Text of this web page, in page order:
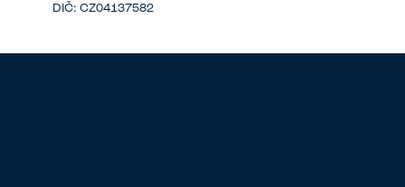
DIČ: CZ04137582